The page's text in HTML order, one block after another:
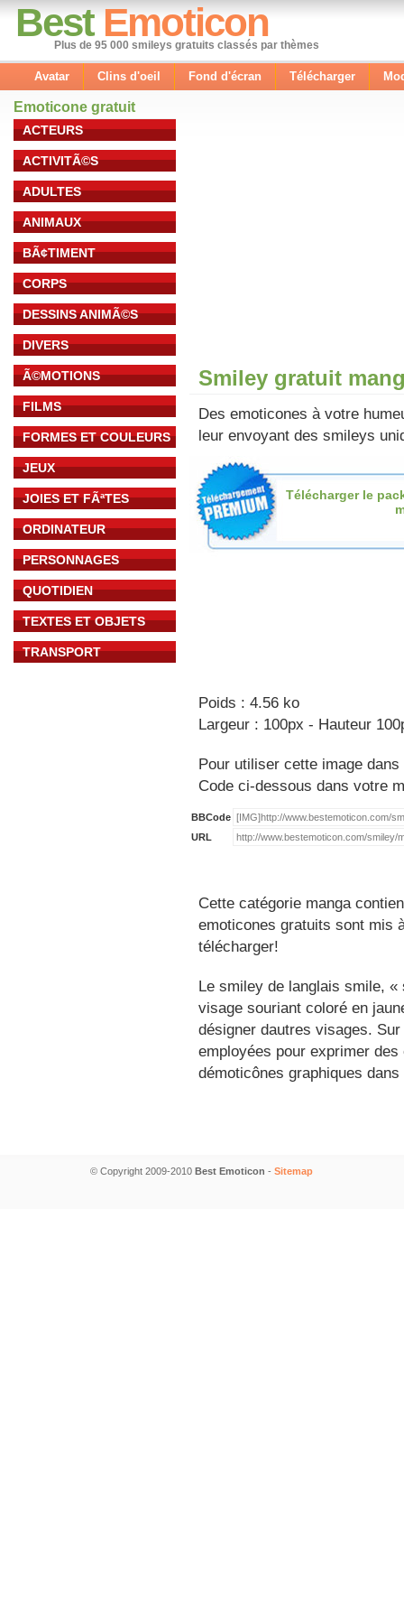
Best Emoticon
Plus de 95 000 smileys gratuits classés par thèmes
Avatar Clins d'oeil Fond d'écran Télécharger
Emoticone gratuit
ACTEURS
ACTIVITÃ©S
ADULTES
ANIMAUX
BÃ¢TIMENT
CORPS
DESSINS ANIMÃ©S
DIVERS
Ã©MOTIONS
FILMS
FORMES ET COULEURS
JEUX
JOIES ET FÃªTES
ORDINATEUR
PERSONNAGES
QUOTIDIEN
TEXTES ET OBJETS
TRANSPORT
Smiley gratuit
Des emoticones à votre
leur envoyant des smileys
Télécharger le
Poids : 4.56 ko
Largeur : 100px - Hauteur
Pour utiliser cette image
Code ci-dessous dans votre
BBCode
URL
Cette catégorie manga
emoticones gratuits sont mis
télécharger!
Le smiley de langlais smile,
visage souriant coloré en
désigner dautres visages.
employées pour exprimer
démoticônes graphiques
© Copyright 2009-2010 Best Emoticon - Sitemap